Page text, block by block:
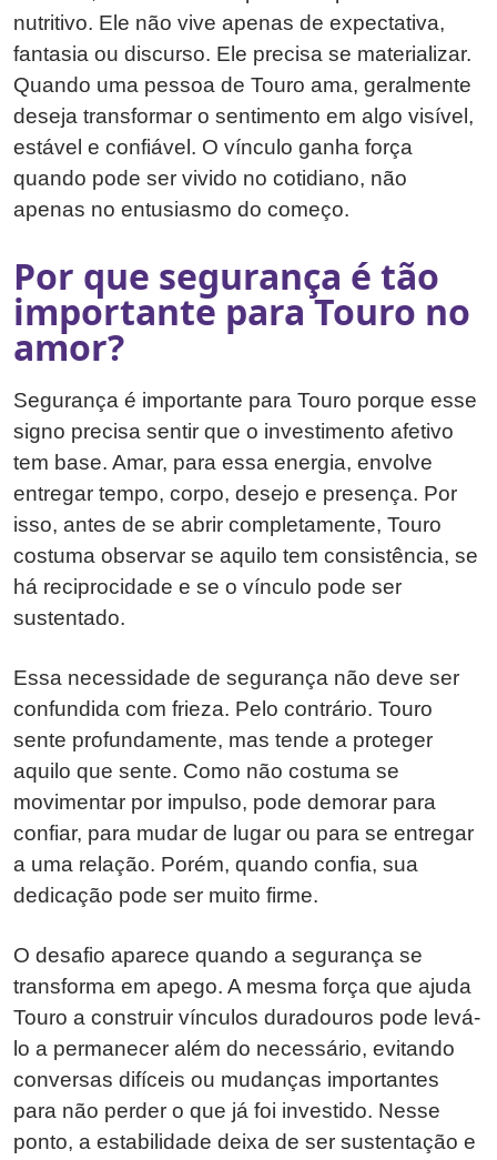
nutritivo. Ele não vive apenas de expectativa,
fantasia ou discurso. Ele precisa se materializar.
Quando uma pessoa de Touro ama, geralmente
deseja transformar o sentimento em algo visível,
estável e confiável. O vínculo ganha força
quando pode ser vivido no cotidiano, não
apenas no entusiasmo do começo.
Por que segurança é tão
importante para Touro no
amor?
Segurança é importante para Touro porque esse
signo precisa sentir que o investimento afetivo
tem base. Amar, para essa energia, envolve
entregar tempo, corpo, desejo e presença. Por
isso, antes de se abrir completamente, Touro
costuma observar se aquilo tem consistência, se
há reciprocidade e se o vínculo pode ser
sustentado.
Essa necessidade de segurança não deve ser
confundida com frieza. Pelo contrário. Touro
sente profundamente, mas tende a proteger
aquilo que sente. Como não costuma se
movimentar por impulso, pode demorar para
confiar, para mudar de lugar ou para se entregar
a uma relação. Porém, quando confia, sua
dedicação pode ser muito firme.
O desafio aparece quando a segurança se
transforma em apego. A mesma força que ajuda
Touro a construir vínculos duradouros pode levá-
lo a permanecer além do necessário, evitando
conversas difíceis ou mudanças importantes
para não perder o que já foi investido. Nesse
ponto, a estabilidade deixa de ser sustentação e